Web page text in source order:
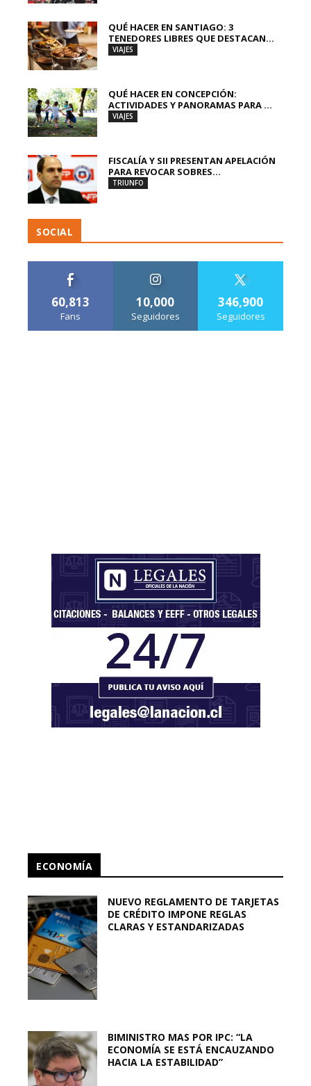
QUÉ HACER EN SANTIAGO: 3
TENEDORES LIBRES QUE DESTACAN...
VIAJES
QUÉ HACER EN CONCEPCIÓN:
ACTIVIDADES Y PANORAMAS PARA ...
VIAJES
FISCALÍA Y SII PRESENTAN APELACIÓN
PARA REVOCAR SOBRES...
TRIUNFO
SOCIAL
60,813
Fans
10,000
Seguidores
346,900
Seguidores
ECONOMÍA
NUEVO REGLAMENTO DE TARJETAS
DE CRÉDITO IMPONE REGLAS
CLARAS Y ESTANDARIZADAS
BIMINISTRO MAS POR IPC: “LA
ECONOMÍA SE ESTÁ ENCAUZANDO
HACIA LA ESTABILIDAD”